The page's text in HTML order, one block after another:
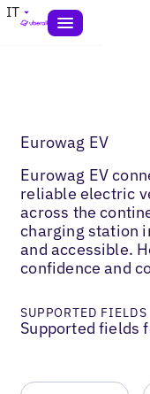
IT
Eurowag EV
Eurowag EV
reliable electric
across the
charging station
and accessible.
confidence and
SUPPORTED FIELDS
Supported fields